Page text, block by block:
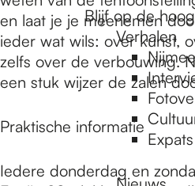
Blijf op de
Verhalen
Expats
en laat je je meenemen
ieder wat wils: over kunst,
zelfs over de verbouwing.
een stuk wijzer de zalen
Praktische informatie
Iedere donderdag en